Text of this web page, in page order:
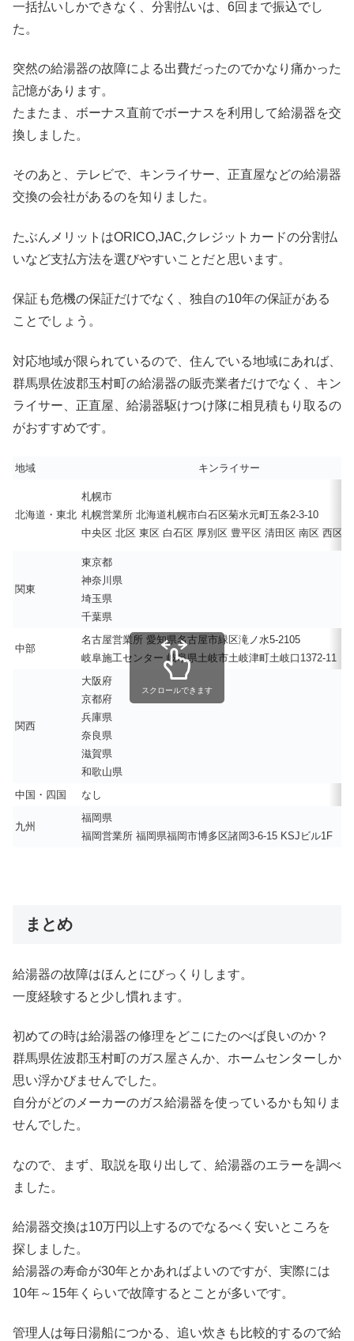
一括払いしかできなく、分割払いは、6回まで振込でし
た。
突然の給湯器の故障による出費だったのでかなり痛かった
記憶があります。
たまたま、ボーナス直前でボーナスを利用して給湯器を交
換しました。
そのあと、テレビで、キンライサー、正直屋などの給湯器
交換の会社があるのを知りました。
たぶんメリットはORICO,JAC,クレジットカードの分割払
いなど支払方法を選びやすいことだと思います。
保証も危機の保証だけでなく、独自の10年の保証がある
ことでしょう。
対応地域が限られているので、住んでいる地域にあれば、
群馬県佐波郡玉村町の給湯器の販売業者だけでなく、キン
ライサー、正直屋、給湯器駆けつけ隊に相見積もり取るの
がおすすめです。
地域 キンライサー
北海道・東北
札幌市
札幌営業所 北海道札幌市白石区菊水元町五条2-3-10
中央区 北区 東区 白石区 厚別区 豊平区 清田区 南区 西区
関東
東京都
神奈川県
埼玉県
千葉県
中部
名古屋営業所 愛知県名古屋市緑区滝ノ水5-2105
岐阜施工センター 岐阜県土岐市土岐津町土岐口1372-11
関西
大阪府
京都府
兵庫県
奈良県
滋賀県
和歌山県
中国・四国
なし
九州
福岡県
福岡営業所 福岡県福岡市博多区諸岡3-6-15 KSJビル1F
スクロールできます
まとめ
給湯器の故障はほんとにびっくりします。
一度経験すると少し慣れます。
初めての時は給湯器の修理をどこにたのべば良いのか？
群馬県佐波郡玉村町のガス屋さんか、ホームセンターしか
思い浮かびませんでした。
自分がどのメーカーのガス給湯器を使っているかも知りま
せんでした。
なので、まず、取説を取り出して、給湯器のエラーを調べ
ました。
給湯器交換は10万円以上するのでなるべく安いところを
探しました。
給湯器の寿命が30年とかあればよいのですが、実際には
10年～15年くらいで故障するとことが多いです。
管理人は毎日湯船につかる、追い炊きも比較的するので給